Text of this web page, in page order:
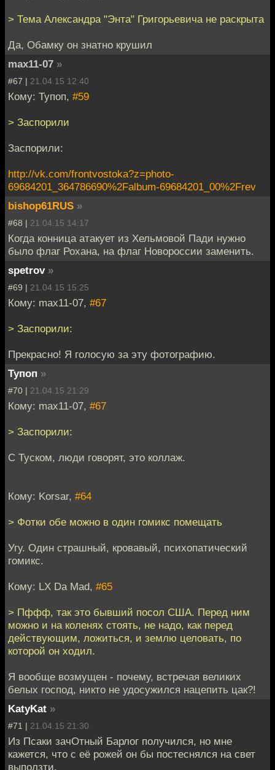
> Тема Александра "Энта" Григорьевича не раскрыта
Да, Обамку он знатно крушил
max11-07 »
#67 | 21.04.15 12:40
Кому: Тупоп, #59
> Заспорили
Заспорили:
http://vk.com/frontvostoka?z=photo-
69684201_364786690%2Falbum-69684201_00%2Frev
bishop61RUS »
#68 | 21.04.15 14:17
Когда конница атакует из Хельмовой Пади нужно
было флаг Рохана, на флаг Новороссии заменить.
spetrov »
#69 | 21.04.15 15:25
Кому: max11-07, #67
> Заспорили:
Прекрасно! Я голосую за эту фотографию.
Тупоп »
#70 | 21.04.15 21:29
Кому: max11-07, #67
> Заспорили:
С Туском, люди говорят, это коллаж.
Кому: Korsar, #64
> Фотки обе можно в один гомикс помещать
Угу. Один страшный, кровавый, психопатический
гомикс.
Кому: LX Da Mad, #65
> Пффф, так это бывший посол США. Перед ним
можно и на коленях стоять, не надо, как перед
действующим, ложиться, и землю целовать, по
которой он ходил.
Я вообще возмущен - почему, встречая великих
белых господ, никто не удосужился нацепить цак?!
KatyKat »
#71 | 21.04.15 21:30
Из Псаки зачОтный Барлог получился, но мне
кажется, что с её рожей он бы постеснялся на свет
выползти.